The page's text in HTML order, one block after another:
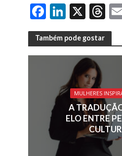
F
ac
e
b
k
Li
n
k
e
dI
n
X T
h
re
a
s
Também pode gostar
MULHERES
A
ELO ENTRE